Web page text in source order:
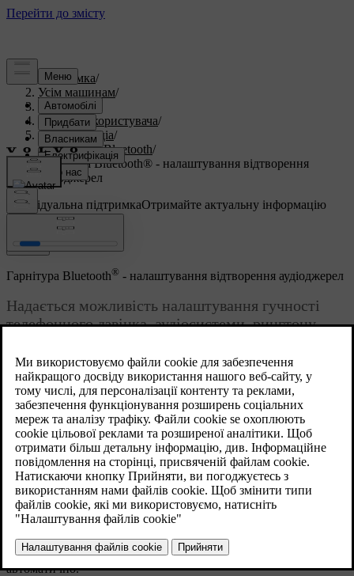
Підтримка/
Усім машинам/
S60 2015/
Посібник користувача/
Аудіо та медіа/
Гарнітура Bluetooth/
Гарнітура Bluetooth® - налаштування відтворення
аудіоджерел
Індивідуальна підтримкаОтримайте актуальну інформацію
про ваш автомобіль.
Ввійти
Гарнітура Bluetooth® - налаштування відтворення аудіоджерел
Надається можливість налаштування гучності
телефонного дзвінка, аудіосистеми, рингтону.
Гучн тел. дзв
Гучність телефонного дзвінка можна змінити тільки під час
активного виклику. Використовуйте кнопкову панель на кермі
або повертайте регуляторVOL.
Гучність аудіосистеми
За відсутності активного дзвінка, гучність аудіосистеми можна
регулювати за допомогоюVOL, як зазвичай.
При активному джерелі програвання під час прийняття
вхідного виклику звук програвання може бути вимкнений
автоматично.